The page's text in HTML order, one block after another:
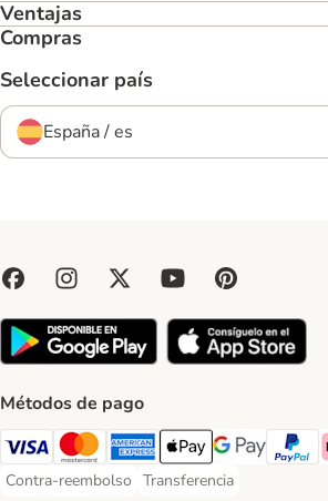
Ventajas
Compras
Seleccionar país
España / es
Métodos de pago
Visa Payment Method
Mastercard Payment Method
American Express Payment
Apple Pay Payment
Google PayPayPal
Contra-reembolso
Contra-reembolso Payment Method
Transferencia
Transferencia Payment